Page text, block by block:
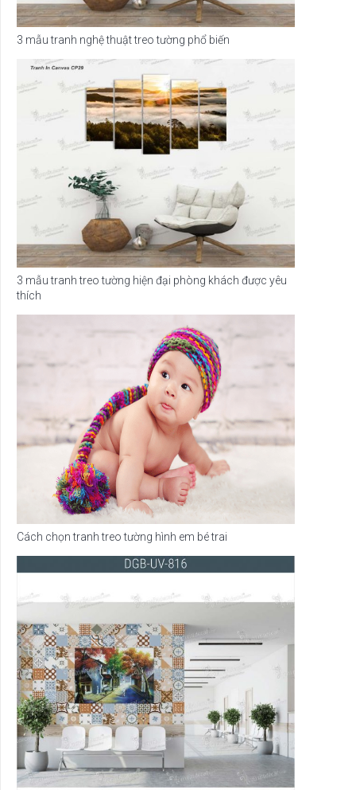
3 mẫu tranh nghệ thuật treo tường phổ biến
3 mẫu tranh treo tường hiện đại phòng khách được yêu
thích
Cách chọn tranh treo tường hình em bé trai